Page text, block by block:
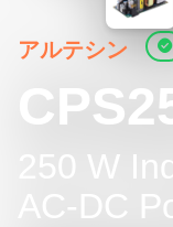
アルテシン
250 W
AC-DC